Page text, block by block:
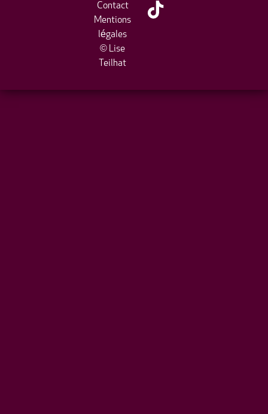
Contact
Mentions
légales
© Lise
Teilhat